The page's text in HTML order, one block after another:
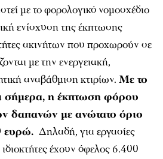
με το φορολογικό νομοσχέδιο
ενίσχυση της έκπτωσης
ακινήτων που προχωρούν σε
με την ενεργειακή,
αναβάθμιση κτιρίων. Με το
σήμερα, η έκπτωση φόρου
δαπανών με ανώτατο όριο
ευρώ. Δηλαδή, για εργασίες
έχουν όφελος 6.400